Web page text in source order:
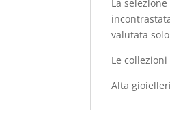
La
valutata
Le collezioni
Alta